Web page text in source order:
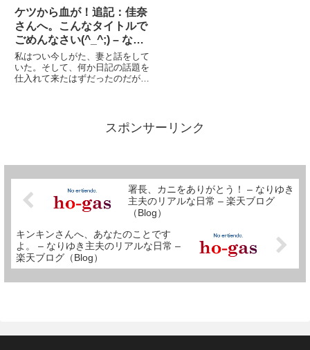
ケツから血が！追記：佳奈
さんへ。こんなタイトルで
ごめんなさい(^_^;) – なり
ゆき主夫のリアルな日常 –
楽天ブログ（Blog）
私はつい今しがた、妻と話をして
いた。そして、何か日記の話題を
仕入れて来たはずだったのだが、
か！昔の話でございます。多分１
月ごろだった。渋谷でメガネをスポンサーリンク
署長、カニをありがとう！ – なりゆき
主夫のリアルな日常 – 楽天ブログ
（Blog）
キンキンさんへ、あなたのことです
よ。 – なりゆき主夫のリアルな日常 –
楽天ブログ（Blog）